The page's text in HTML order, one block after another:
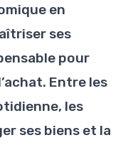
en
ses
pour
Entre les
les
ses biens et la